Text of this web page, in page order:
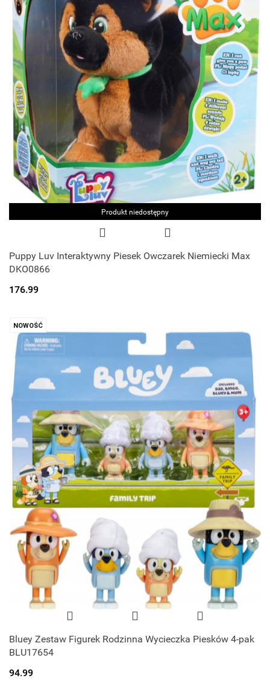
Produkt niedostępny
Puppy Luv Interaktywny Piesek Owczarek Niemiecki Max
DKO0866
176.99
NOWOŚĆ
Bluey Zestaw Figurek Rodzinna Wycieczka Piesków 4-pak
BLU17654
94.99